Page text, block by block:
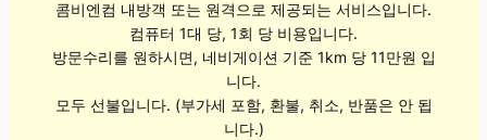
콤비엔컴 내방객 또는 원격으로 제공되는 서비스입니다.
컴퓨터 1대 당, 1회 당 비용입니다.
방문수리를 원하시면, 네비게이션 기준 1km 당 11만원 입
니다.
모두 선불입니다. (부가세 포함, 환불, 취소, 반품은 안 됩
니다.)